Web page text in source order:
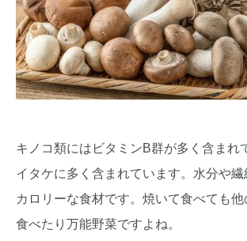
キノコ類にはビタミンB群が多く含まれ
イタケに多く含まれています。水分や
カロリーな食材です。焼いて食べても
食べたり万能野菜ですよね。